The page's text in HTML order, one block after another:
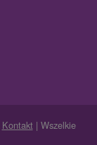
Kontakt | Wszelkie